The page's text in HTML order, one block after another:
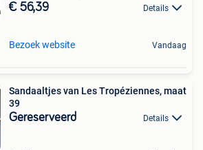
€ 56,39 Details
Bezoek website Vandaag
Sandaaltjes van Les Tropéziennes, maat
39 ️
Gereserveerd Details